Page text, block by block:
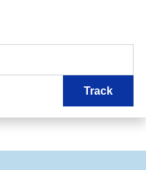
Track